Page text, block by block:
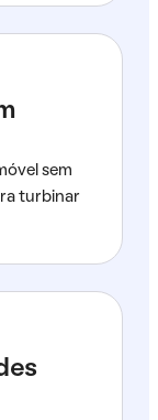
sem
turbinar